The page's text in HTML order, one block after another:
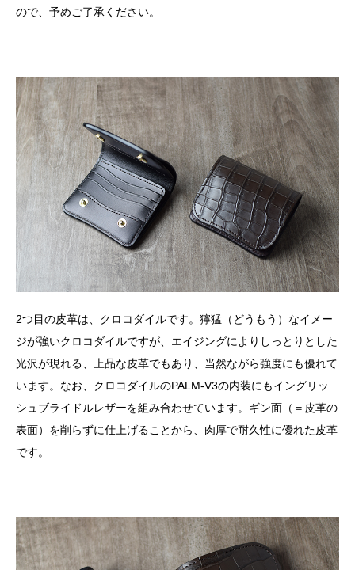
ので、予めご了承ください。
2つ目の皮革は、クロコダイルです。獰猛（どうもう）なイメー
ジが強いクロコダイルですが、エイジングによりしっとりとした
光沢が現れる、上品な皮革でもあり、当然ながら強度にも優れて
います。なお、クロコダイルのPALM-V3の内装にもイングリッ
シュブライドルレザーを組み合わせています。ギン面（＝皮革の
表面）を削らずに仕上げることから、肉厚で耐久性に優れた皮革
です。